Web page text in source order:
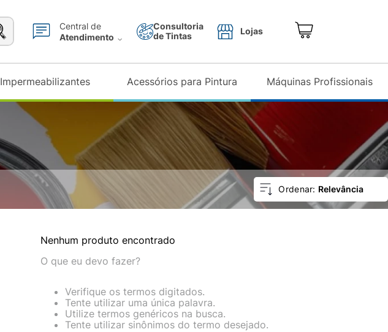
Central de
Atendimento
Consultoria
de Tintas
Lojas
Impermeabilizantes Acessórios para Pintura Máquinas Profissionais
Relevância
Nenhum produto encontrado
O que eu devo fazer?
Verifique os termos digitados.
Tente utilizar uma única palavra.
Utilize termos genéricos na busca.
Tente utilizar sinônimos do termo desejado.